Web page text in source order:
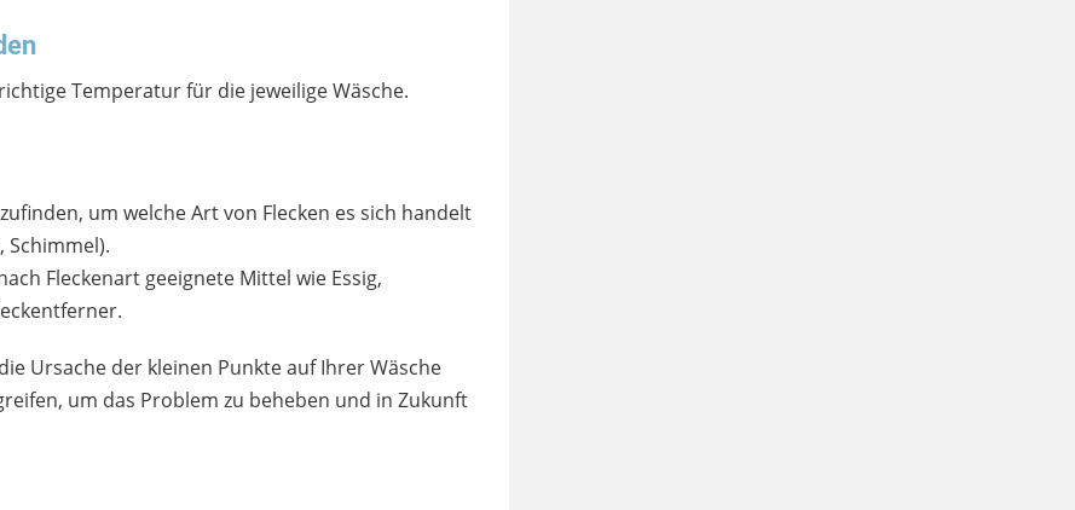
Temperatur für die jeweilige Wäsche.
um welche Art von Flecken es sich handelt
Schimmel).
Fleckenart geeignete Mittel wie Essig,
Ursache der kleinen Punkte auf Ihrer Wäsche
um das Problem zu beheben und in Zukunft